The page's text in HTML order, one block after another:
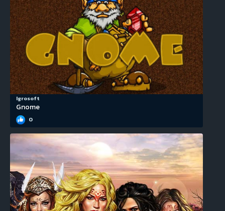
Igrosoft
Gnome
0